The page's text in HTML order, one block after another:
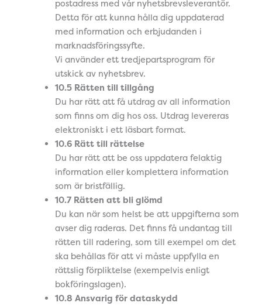
postadress med vår nyhetsbrevsleverantör.
Detta för att kunna hålla dig uppdaterad
med information och erbjudanden i
marknadsföringssyfte.
Vi använder ett tredjepartsprogram för
utskick av nyhetsbrev.
10.5 Rätten till tillgång
Du har rätt att få utdrag av all information
som finns om dig hos oss. Utdrag levereras
elektroniskt i ett läsbart format.
10.6 Rätt till rättelse
Du har rätt att be oss uppdatera felaktig
information eller komplettera information
som är bristfällig.
10.7 Rätten att bli glömd
Du kan när som helst be att uppgifterna som
avser dig raderas. Det finns få undantag till
rätten till radering, som till exempel om det
ska behållas för att vi måste uppfylla en
rättslig förpliktelse (exempelvis enligt
bokföringslagen).
10.8 Ansvarig för dataskydd